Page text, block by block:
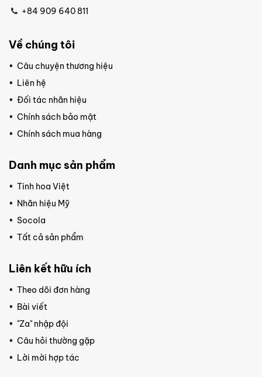
+84 909 640 811
Về chúng tôi
Câu chuyện thương hiệu
Liên hệ
Đối tác nhãn hiệu
Chính sách bảo mật
Chính sách mua hàng
Danh mục sản phẩm
Tinh hoa Việt
Nhãn hiệu Mỹ
Socola
Tất cả sản phẩm
Liên kết hữu ích
Theo dõi đơn hàng
Bài viết
"Za" nhập đội
Câu hỏi thường gặp
Lời mời hợp tác